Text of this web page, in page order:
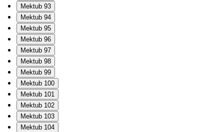
Mektub 93
Mektub 94
Mektub 95
Mektub 96
Mektub 97
Mektub 98
Mektub 99
Mektub 100
Mektub 101
Mektub 102
Mektub 103
Mektub 104